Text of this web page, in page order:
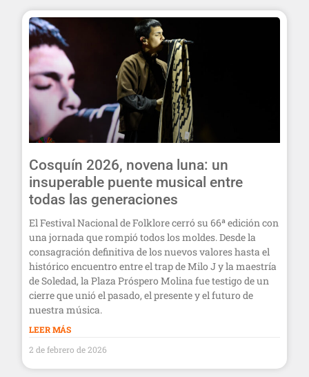
Cosquín 2026, novena luna: un
insuperable puente musical entre
todas las generaciones
El Festival Nacional de Folklore cerró su 66ª edición con
una jornada que rompió todos los moldes. Desde la
consagración definitiva de los nuevos valores hasta el
histórico encuentro entre el trap de Milo J y la maestría
de Soledad, la Plaza Próspero Molina fue testigo de un
cierre que unió el pasado, el presente y el futuro de
nuestra música.
LEER MÁS
2 de febrero de 2026